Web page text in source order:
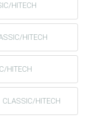
HITECH
HITECH
HITECH
CLASSIC/HITECH